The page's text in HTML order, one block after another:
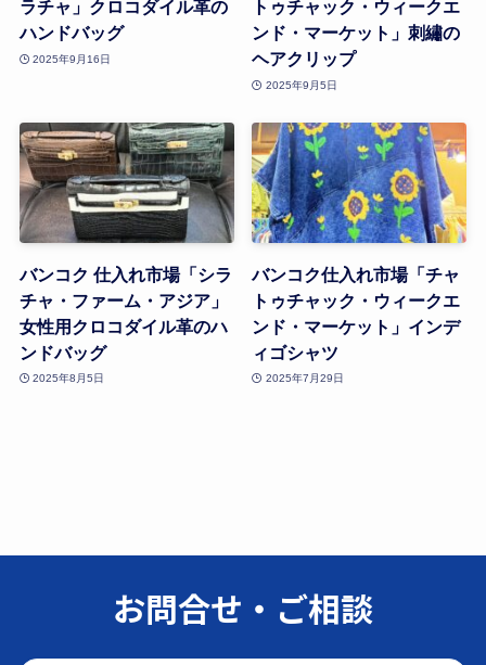
ラチャ」クロコダイル革の
ハンドバッグ
2025年9月16日
トゥチャック・ウィークエ
ンド・マーケット」刺繡の
ヘアクリップ
2025年9月5日
バンコク 仕入れ市場「シラ
チャ・ファーム・アジア」
女性用クロコダイル革のハ
ンドバッグ
2025年8月5日
バンコク仕入れ市場「チャ
トゥチャック・ウィークエ
ンド・マーケット」インデ
ィゴシャツ
2025年7月29日
お問合せ・ご相談